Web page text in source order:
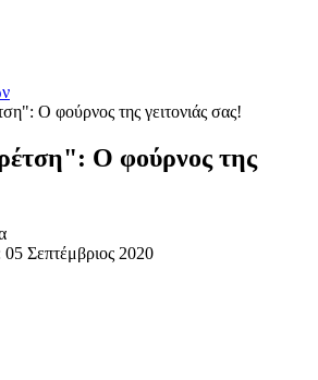
Ο φούρνος της γειτονιάς σας!
Ο φούρνος της
Σεπτέμβριος 2020